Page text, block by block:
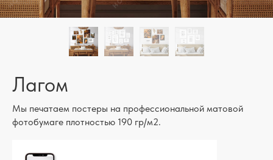
Лагом
Мы печатаем постеры на профессиональной матовой
фотобумаге плотностью 190 гр/м2.